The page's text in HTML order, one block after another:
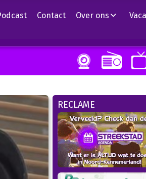
Contact Over ons
RECLAME